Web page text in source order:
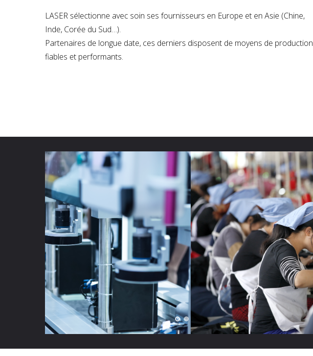
LASER sélectionne avec soin ses fournisseurs en Europe et en Asie (Chine,
Inde, Corée du Sud…).
Partenaires de longue date, ces derniers disposent de moyens de production
fiables et performants.